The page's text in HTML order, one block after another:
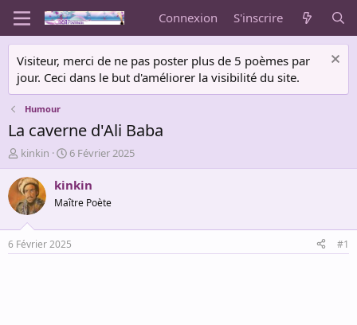
Connexion S'inscrire
Visiteur, merci de ne pas poster plus de 5 poèmes par
jour. Ceci dans le but d'améliorer la visibilité du site.
Humour
La caverne d'Ali Baba
A
u
t
e
u
r
d
e
kinkin
D
a
t
e
d
d
é
6 Février 2025
kinkin
Maître Poète
6 Février 2025 #1